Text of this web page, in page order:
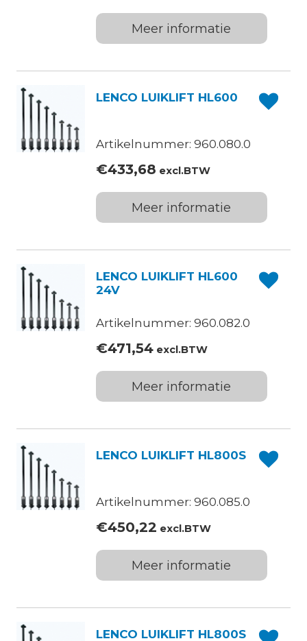
Meer informatie
LENCO LUIKLIFT HL600
Artikelnummer: 960.080.0
€433,68 excl.BTW
Meer informatie
LENCO LUIKLIFT HL600
24V
Artikelnummer: 960.082.0
€471,54excl.BTW
Meer informatie
LENCO LUIKLIFT HL800S
Artikelnummer: 960.085.0
€450,22 excl.BTW
Meer informatie
LENCO LUIKLIFT HL800S